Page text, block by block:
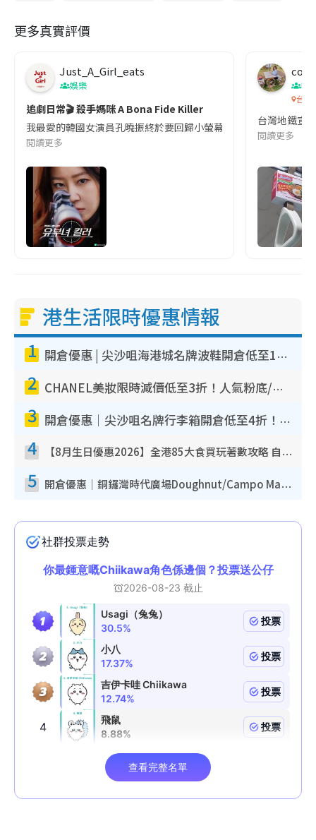
更多真實評價
Just_A_Girl_eats
娛樂
追劇日常🎬 殺手媽咪 A Bona Fide Killer
我最愛的韓國女演員孔曉振終於要回歸小螢幕啦!這次的劇本改編
閱讀更多
co
吹
台灣
台灣地鐵宣
閱讀更多
港生活限時優惠情報
1 開倉優惠 | 尖沙咀海港城名牌波鞋開倉低至1折！On鞋$899起／Joy&Peace鞋履$98起
2 CHANEL美妝限時減價低至3折！人氣粉底/唇膏/精華液低至$275！COCO香水都有平
3 開倉優惠｜尖沙咀名牌行李箱開倉低至4折！一連5日 American Tourister/ace./Hallmark $200起！
4 【8月生日優惠2026】全港85大食買玩著數攻略 自助餐/火鍋放題同行免費＋誠品/DONKI送現金券
5 開倉優惠｜銅鑼灣時代廣場Doughnut/Campo Marzio開倉低至1折！背囊、書包、手袋劈價$200起